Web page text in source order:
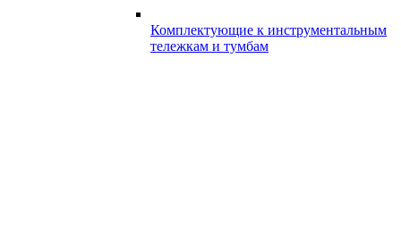
Комплектующие к инструментальным
тележкам и тумбам